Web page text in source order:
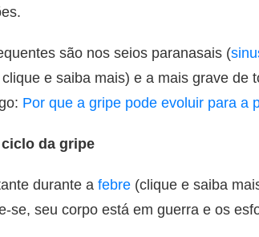
são nos seios paranasais (
clique e saiba mais) e a mais grave de
Por que a gripe pode evoluir para a
da gripe
durante a febre (clique e saiba
se, seu corpo está em guerra e os